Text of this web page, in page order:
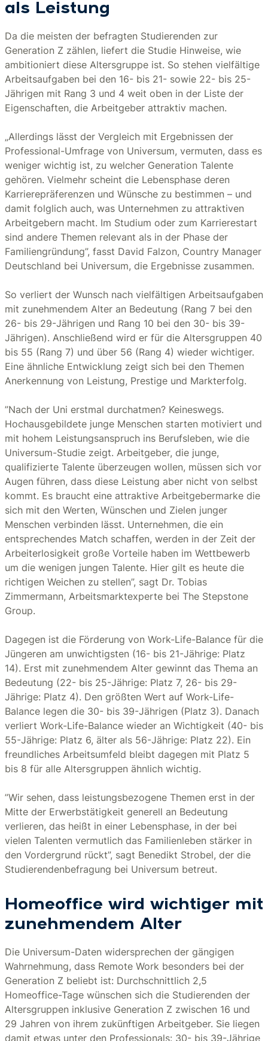
als Leistung
Da die meisten der befragten Studierenden zur
Generation Z zählen, liefert die Studie Hinweise, wie
ambitioniert diese Altersgruppe ist. So stehen vielfältige
Arbeitsaufgaben bei den 16- bis 21- sowie 22- bis 25-
Jährigen mit Rang 3 und 4 weit oben in der Liste der
Eigenschaften, die Arbeitgeber attraktiv machen.
„Allerdings lässt der Vergleich mit Ergebnissen der
Professional-Umfrage von Universum, vermuten, dass es
weniger wichtig ist, zu welcher Generation Talente
gehören. Vielmehr scheint die Lebensphase deren
Karrierepräferenzen und Wünsche zu bestimmen – und
damit folglich auch, was Unternehmen zu attraktiven
Arbeitgebern macht. Im Studium oder zum Karrierestart
sind andere Themen relevant als in der Phase der
Familiengründung”, fasst David Falzon, Country Manager
Deutschland bei Universum, die Ergebnisse zusammen.
So verliert der Wunsch nach vielfältigen Arbeitsaufgaben
mit zunehmendem Alter an Bedeutung (Rang 7 bei den
26- bis 29-Jährigen und Rang 10 bei den 30- bis 39-
Jährigen). Anschließend wird er für die Altersgruppen 40
bis 55 (Rang 7) und über 56 (Rang 4) wieder wichtiger.
Eine ähnliche Entwicklung zeigt sich bei den Themen
Anerkennung von Leistung, Prestige und Markterfolg.
”Nach der Uni erstmal durchatmen? Keineswegs.
Hochausgebildete junge Menschen starten motiviert und
mit hohem Leistungsanspruch ins Berufsleben, wie die
Universum-Studie zeigt. Arbeitgeber, die junge,
qualifizierte Talente überzeugen wollen, müssen sich vor
Augen führen, dass diese Leistung aber nicht von selbst
kommt. Es braucht eine attraktive Arbeitgebermarke die
sich mit den Werten, Wünschen und Zielen junger
Menschen verbinden lässt. Unternehmen, die ein
entsprechendes Match schaffen, werden in der Zeit der
Arbeiterlosigkeit große Vorteile haben im Wettbewerb
um die wenigen jungen Talente. Hier gilt es heute die
richtigen Weichen zu stellen”, sagt Dr. Tobias
Zimmermann, Arbeitsmarktexperte bei The Stepstone
Group.
Dagegen ist die Förderung von Work-Life-Balance für die
Jüngeren am unwichtigsten (16- bis 21-Jährige: Platz
14). Erst mit zunehmendem Alter gewinnt das Thema an
Bedeutung (22- bis 25-Jährige: Platz 7, 26- bis 29-
Jährige: Platz 4). Den größten Wert auf Work-Life-
Balance legen die 30- bis 39-Jährigen (Platz 3). Danach
verliert Work-Life-Balance wieder an Wichtigkeit (40- bis
55-Jährige: Platz 6, älter als 56-Jährige: Platz 22). Ein
freundliches Arbeitsumfeld bleibt dagegen mit Platz 5
bis 8 für alle Altersgruppen ähnlich wichtig.
”Wir sehen, dass leistungsbezogene Themen erst in der
Mitte der Erwerbstätigkeit generell an Bedeutung
verlieren, das heißt in einer Lebensphase, in der bei
vielen Talenten vermutlich das Familienleben stärker in
den Vordergrund rückt”, sagt Benedikt Strobel, der die
Studierendenbefragung bei Universum betreut.
Homeoffice wird wichtiger mit
zunehmendem Alter
Die Universum-Daten widersprechen der gängigen
Wahrnehmung, dass Remote Work besonders bei der
Generation Z beliebt ist: Durchschnittlich 2,5
Homeoffice-Tage wünschen sich die Studierenden der
Altersgruppen inklusive Generation Z zwischen 16 und
29 Jahren von ihrem zukünftigen Arbeitgeber. Sie liegen
damit etwas unter den Professionals: 30- bis 39-Jährige